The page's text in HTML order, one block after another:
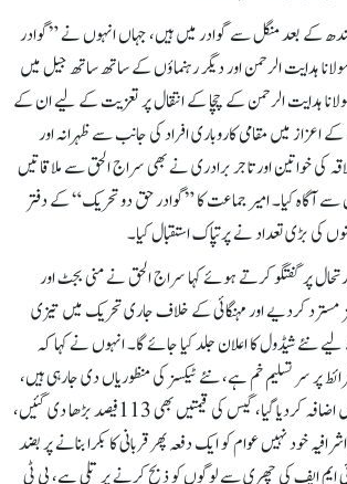
کے بعد منگل سے گوادر میں ہیں، جہاں انہوں نے ”گوادر
ہدایت الرحمن اور دیگر رہنماؤں کے ساتھ ساتھ جیل میں
ہدایت الرحمن کے چچا کے انتقال پر تعزیت کے لیے ان کے
اعزاز میں مقامی کاروباری افراد کی جانب سے ظہرانہ اور
کی خواتین اور تاجر برادری نے بھی سراج الحق سے ملاقاتیں
سے آگاہ کیا۔ امیر جماعت کا ”گوادر حق دو تحریک“ کے دفتر
کی بڑی تعداد نے پرتپاک استقبال کیا۔
پر گفتگو کرتے ہوئے کہا سراج الحق نے منی بجٹ اور
مسترد کردیے اور مہنگائی کے خلاف جاری تحریک میں تیزی
نئے شیڈول کا اعلان جلد کیا جائے گا۔ انہوں نے کہا کہ
پر سر تسلیم خم ہے، نئے ٹیکسز کی منظوریاں دی جارہی ہیں،
راتوں رات جی ایس ٹی میں اضافہ کردیا گیا، گیس کی قیمتیں بھی 113فیصد بڑھا دی گئیں،
خود نہیں عوام کو ایک دفعہ پھر قربانی کا بکرا بنانے پر بضد
ایف کی چھری سے لوگوں کو ذبح کرنے پر تلی ہے، پی ٹی